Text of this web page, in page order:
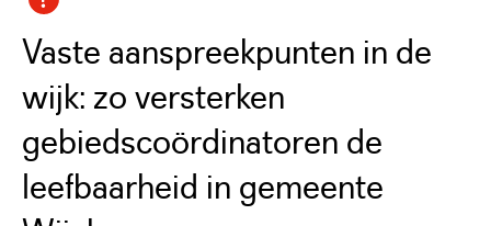
Vaste aanspreekpunten in de
wijk: zo versterken
gebiedscoördinatoren de
leefbaarheid in gemeente